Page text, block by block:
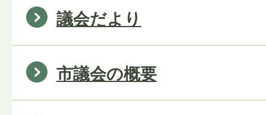
議会だより
市議会の概要